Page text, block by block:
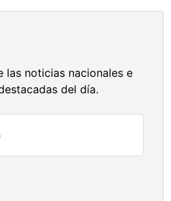
las noticias nacionales e
del día.